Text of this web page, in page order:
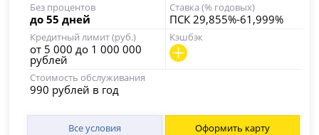
Без процентов
до 55 дней
Ставка (% годовых)
ПСК 29,855%-61,999%
Кредитный лимит (руб.)
от 5 000 до 1 000 000
рублей
Кэшбэк
Стоимость обслуживания
990 рублей в год
Все условия Оформить карту